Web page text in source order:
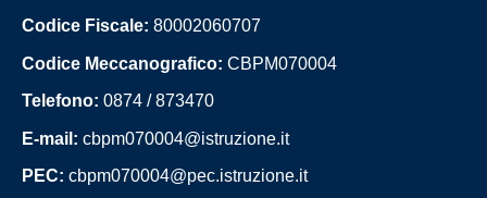
Codice Fiscale: 80002060707
Codice Meccanografico: CBPM070004
Telefono: 0874 / 873470
E-mail: cbpm070004@istruzione.it
PEC: cbpm070004@pec.istruzione.it